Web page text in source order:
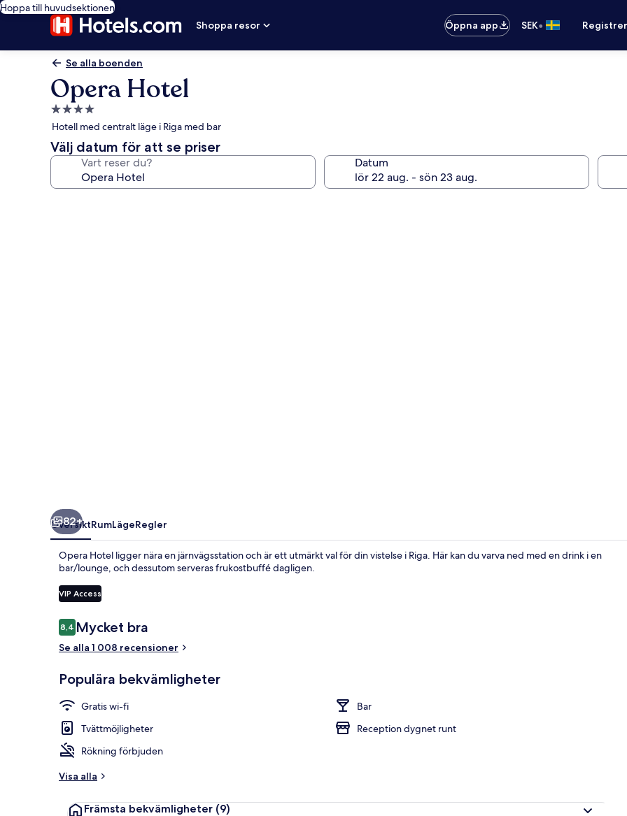
Hoppa till huvudsektionen
Shoppa resor
Öppna app SEK•
Se alla boenden
Opera Hotel
4.0-
stjärnigt
boende
Hotell med centralt läge i Riga med bar
Välj datum för att se priser
Vart reser du? Datum
82+
ÖversiktRumLägeRegler
Opera Hotel ligger nära en järnvägsstation och är ett utmärkt val för din vistelse i Riga. Här kan du varva ned med en drink i en
bar/lounge, och dessutom serveras frukostbuffé dagligen.
VIP Access
Recensioner
8,48,4 av 10,
Mycket bra
Se alla 1 008 recensioner
Populära bekvämligheter
Gratis wi-fi
Bar
Tvättmöjligheter
Reception dygnet runt
Rökning förbjuden
Visa alla
Främsta bekvämligheter (9)